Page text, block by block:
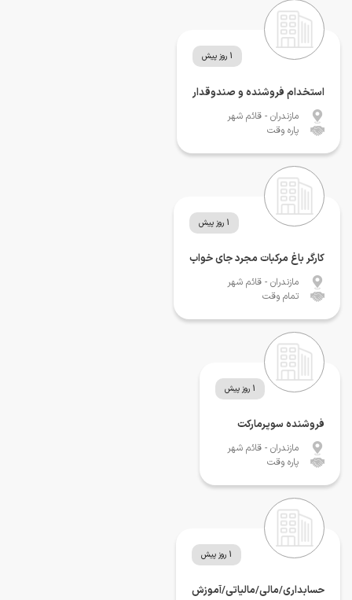
1 روز پیش
استخدام فروشنده و صندوقدار
مازندران - قائم شهر
پاره وقت
1 روز پیش
کارگر باغ مرکبات مجرد جای خواب
مازندران - قائم شهر
تمام وقت
1 روز پیش
فروشنده سوپرمارکت
مازندران - قائم شهر
پاره وقت
1 روز پیش
حسابداری/مالی/مالیاتی/آموزش